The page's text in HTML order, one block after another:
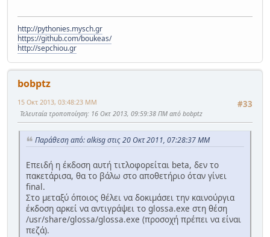
http://pythonies.mysch.gr
https://github.com/boukeas/
http://sepchiou.gr
bobptz
#33
15 Οκτ 2013, 03:48:23 ΜΜ
Τελευταία τροποποίηση: 16 Οκτ 2013, 09:59:38 ΠΜ από bobptz
Παράθεση από: alkisg στις 20 Οκτ 2011, 07:28:37 ΜΜ
Επειδή η έκδοση αυτή τιτλοφορείται beta, δεν το
πακετάρισα, θα το βάλω στο αποθετήριο όταν γίνει
final.
Στο μεταξύ όποιος θέλει να δοκιμάσει την καινούργια
έκδοση αρκεί να αντιγράψει το glossa.exe στη θέση
/usr/share/glossa/glossa.exe (προσοχή πρέπει να είναι
πεζά).